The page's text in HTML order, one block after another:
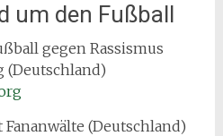
um den Fußball
gegen Rassismus
(Deutschland)